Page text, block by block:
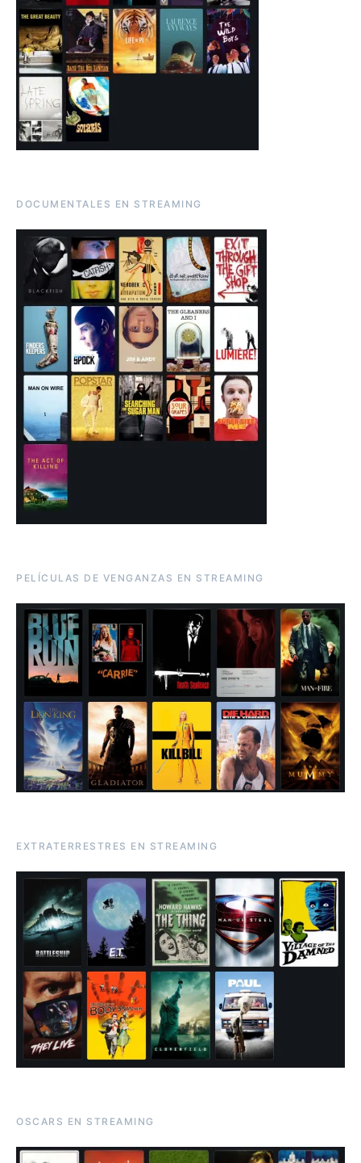
DOCUMENTALES EN STREAMING
PELÍCULAS DE VENGANZAS EN STREAMING
EXTRATERRESTRES EN STREAMING
OSCARS EN STREAMING